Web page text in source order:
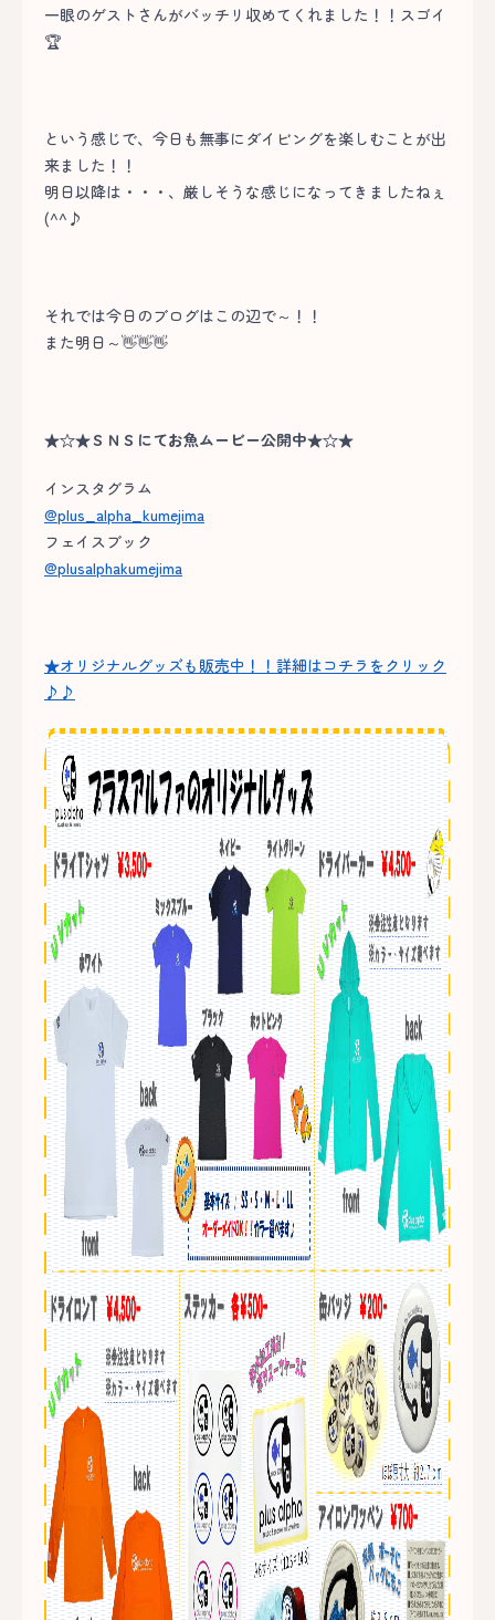
一眼のゲストさんがバッチリ収めてくれました！！スゴイ
🏆
という感じで、今日も無事にダイビングを楽しむことが出
来ました！！
明日以降は・・・、厳しそうな感じになってきましたねぇ
(^^♪
それでは今日のブログはこの辺で～！！
また明日～👋👋👋
★☆★ＳＮＳにてお魚ムービー公開中★☆★
インスタグラム
@plus_alpha_kumejima
フェイスブック
@plusalphakumejima
★オリジナルグッズも販売中！！詳細はコチラをクリック
♪♪